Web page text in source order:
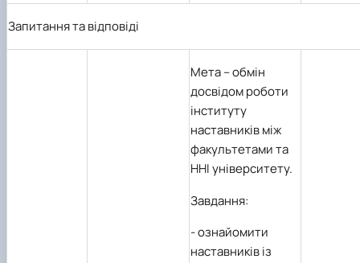
Запитання та відповіді
Мета– обмін
досвідом роботи
інституту
наставників між
факультетами та
ННІ університету.
Завдання:
- ознайомити
наставників із